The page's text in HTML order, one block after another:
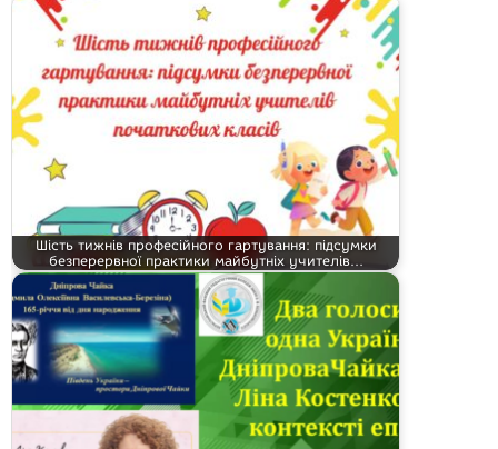
Шість тижнів професійного гартування: підсумки
безперервної практики майбутніх учителів…